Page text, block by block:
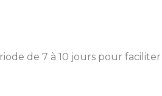
de 7 à 10 jours pour faciliter